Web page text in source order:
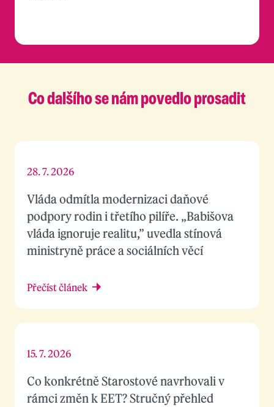
Co dalšího se námpovedlo prosadit
Vláda odmítla modernizaci daňové
podpory rodin i třetího pilíře. „Babišova
vláda ignoruje realitu,” uvedla stínová
ministryně práce a sociálních věcí
28. 7. 2026
Přečíst článek
Co konkrétně Starostové navrhovali v
rámci změn k EET? Stručný přehled
15. 7. 2026